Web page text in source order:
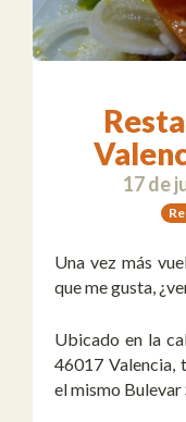
17 de
Una vez más
que me gusta,
Ubicado en la
46017 Valencia,
el mismo Bulevar